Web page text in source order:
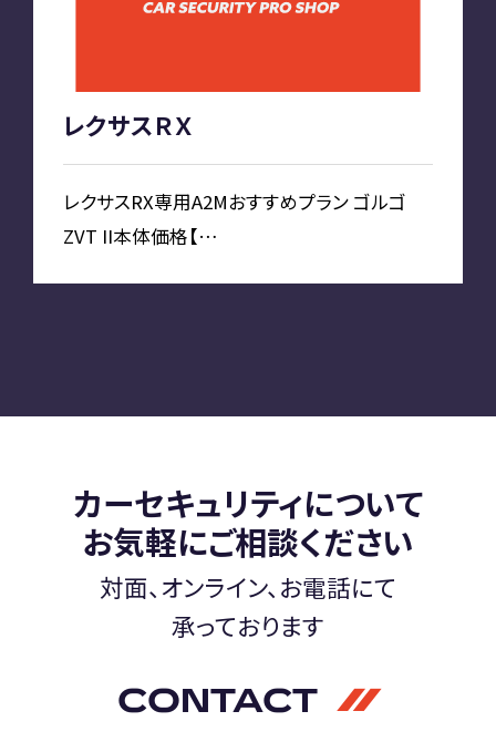
レクサスＲＸ
レクサスRX専用A2Mおすすめプラン ゴルゴ
ZVT II本体価格【…
カーセキュリティについて
お気軽にご相談ください
対面、オンライン、お電話にて
承っております
CONTACT
SHOP
A2M 本店
A2M USC
アップデートサポートセンター
A2M 横浜
CONTACT
お問い合わせ